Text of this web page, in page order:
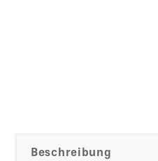
Beschreibung